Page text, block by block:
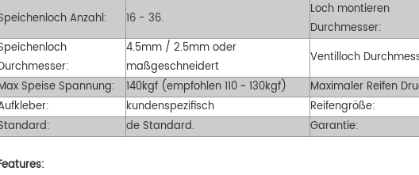
Anzahl:
16 - 36.
Loch montieren
Durchmesser:
4.5mm / 2.5mm oder
maßgeschneidert
Ventilloch
Speise Spannung:
140kgf (empfohlen 110 ~ 130kgf) Maximaler Reifen
kundenspezifisch Reifengröße:
de Standard. Garantie: